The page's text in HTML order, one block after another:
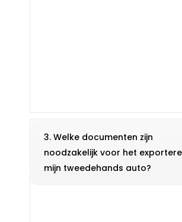
3. Welke documenten zijn
noodzakelijk voor het
mijn tweedehands auto?